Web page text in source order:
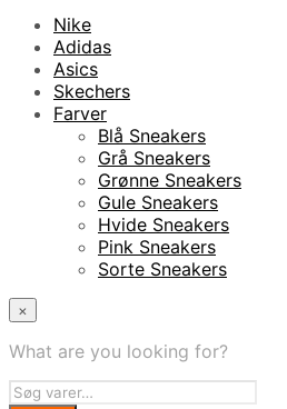
Nike
Adidas
Asics
Skechers
Farver
Blå Sneakers
Grå Sneakers
Grønne Sneakers
Gule Sneakers
Hvide Sneakers
Pink Sneakers
Sorte Sneakers
×
What are you looking for?